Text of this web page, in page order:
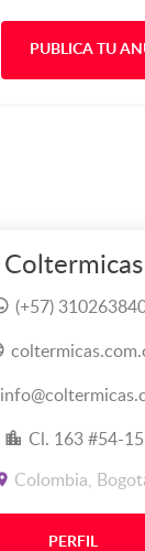
PUBLICA TU
Coltermicas
(+57)
Cl. 163 #54-15
Colombia,
PERFIL